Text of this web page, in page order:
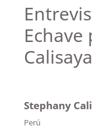
Calisaya
Stephany
Perú